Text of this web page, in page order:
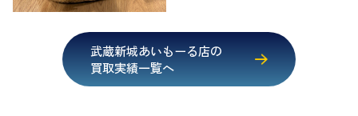
武蔵新城あいもーる店の
買取実績一覧へ